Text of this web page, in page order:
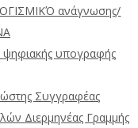
ανάγνωσης/
ψηφιακής υπογραφής
Συγγραφέας
Διερμηνέας Γραμμής